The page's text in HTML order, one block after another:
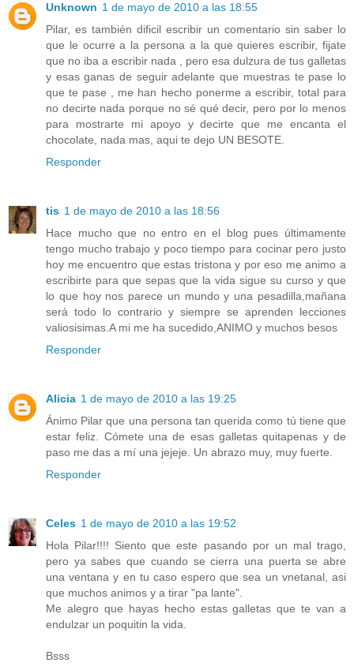
Unknown 1 de mayo de 2010 a las 18:55
Pilar, es también dificil escribir un comentario sin saber lo
que le ocurre a la persona a la que quieres escribir, fijate
que no iba a escribir nada , pero esa dulzura de tus galletas
y esas ganas de seguir adelante que muestras te pase lo
que te pase , me han hecho ponerme a escribir, total para
no decirte nada porque no sé qué decir, pero por lo menos
para mostrarte mi apoyo y decirte que me encanta el
chocolate, nada mas, aqui te dejo UN BESOTE.
Responder
tis 1 de mayo de 2010 a las 18:56
Hace mucho que no entro en el blog pues últimamente
tengo mucho trabajo y poco tiempo para cocinar pero justo
hoy me encuentro que estas tristona y por eso me animo a
escribirte para que sepas que la vida sigue su curso y que
lo que hoy nos parece un mundo y una pesadilla,mañana
será todo lo contrario y siempre se aprenden lecciones
valiosisimas.A mi me ha sucedido,ANIMO y muchos besos
Responder
Alicia 1 de mayo de 2010 a las 19:25
Ánimo Pilar que una persona tan querida como tú tiene que
estar feliz. Cómete una de esas galletas quitapenas y de
paso me das a mí una jejeje. Un abrazo muy, muy fuerte.
Responder
Celes 1 de mayo de 2010 a las 19:52
Hola Pilar!!!! Siento que este pasando por un mal trago,
pero ya sabes que cuando se cierra una puerta se abre
una ventana y en tu caso espero que sea un vnetanal, asi
que muchos animos y a tirar "pa lante".
Me alegro que hayas hecho estas galletas que te van a
endulzar un poquitin la vida.
Bsss